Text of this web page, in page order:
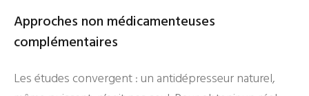
Approches non médicamenteuses
complémentaires
Les études convergent : un antidépresseur naturel,